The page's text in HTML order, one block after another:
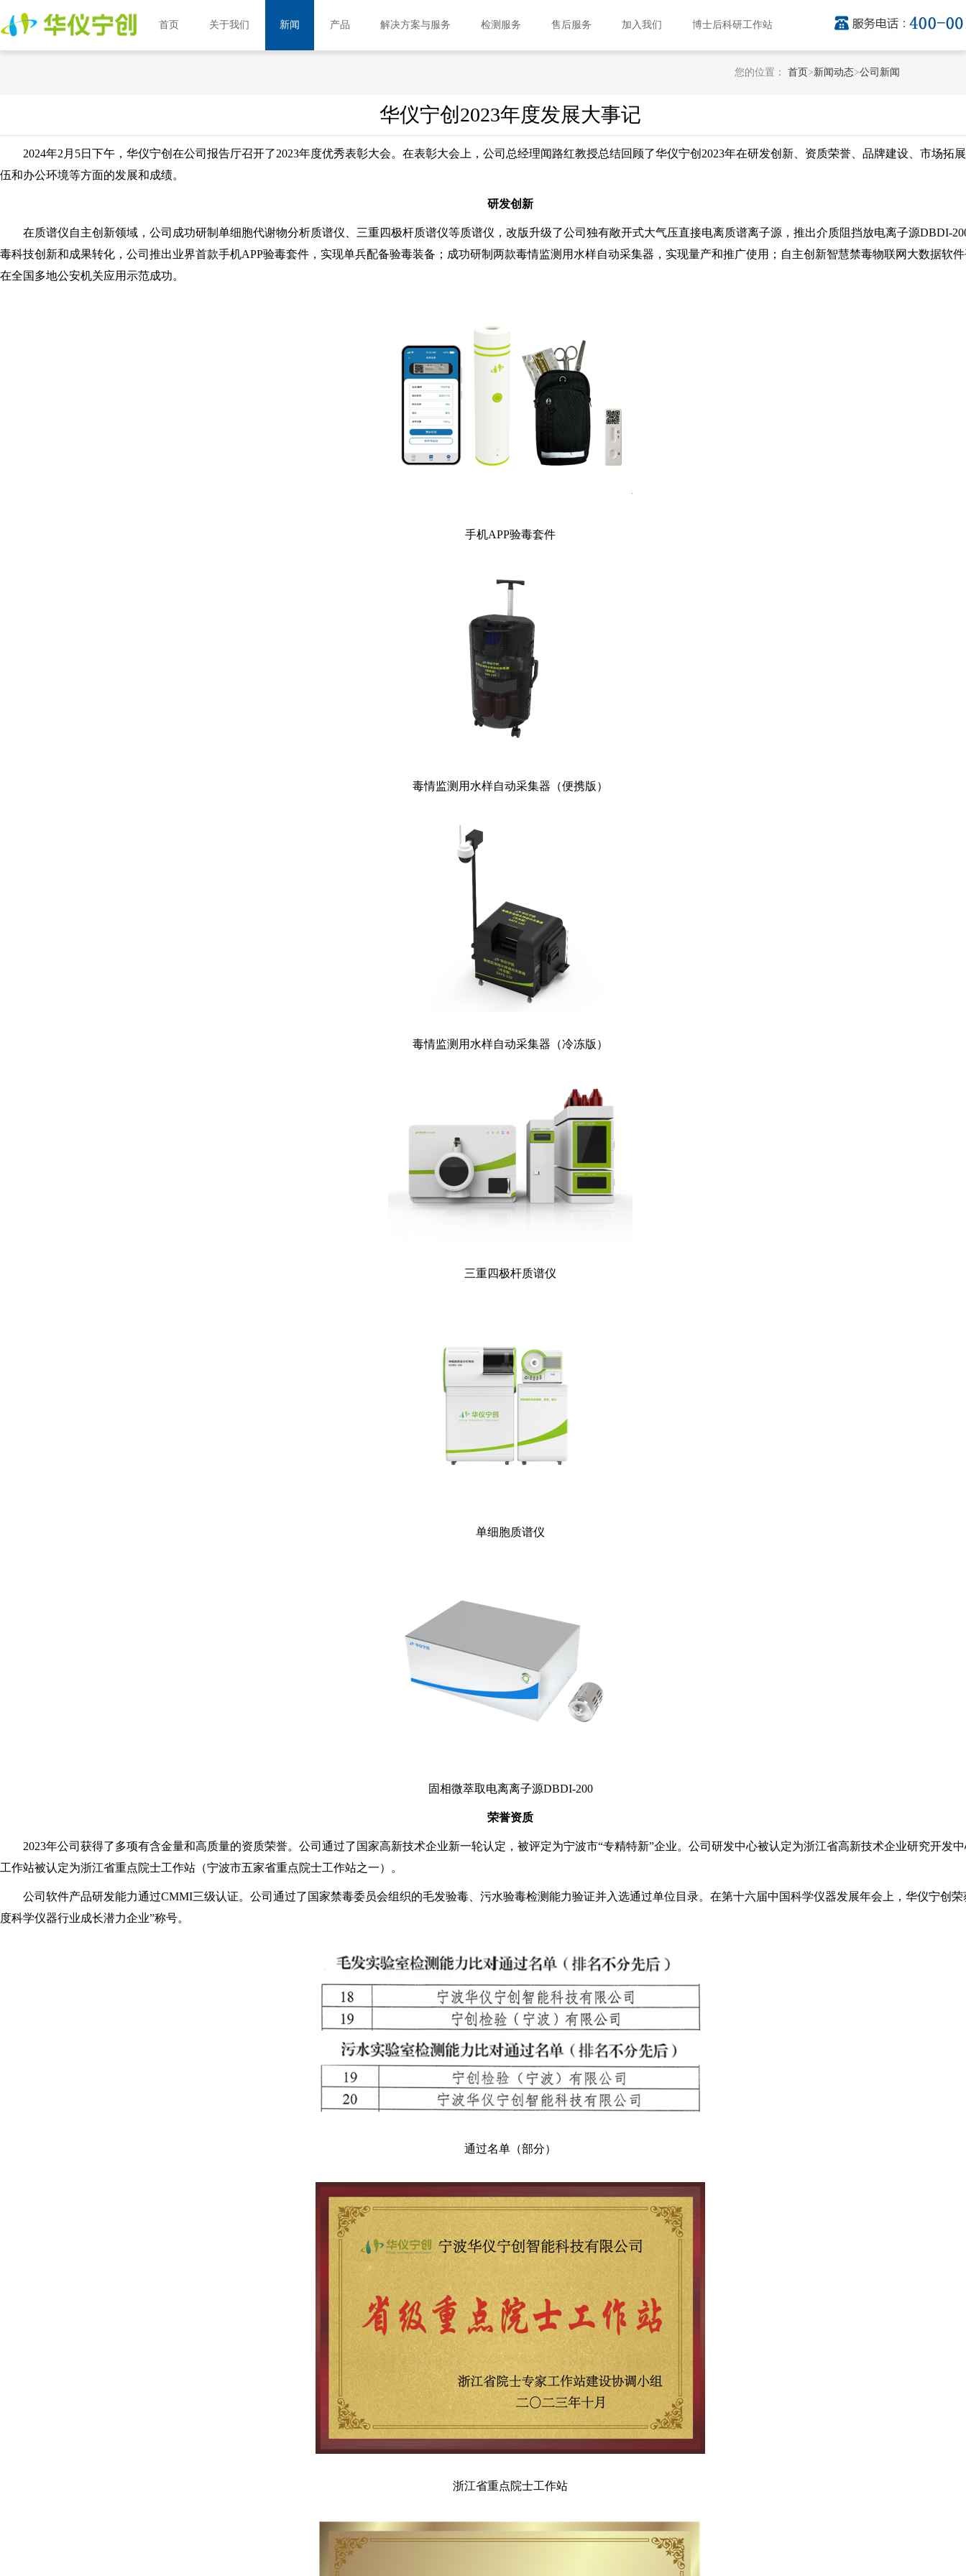
首页 关于我们 新闻 产品 解决方案与服务 检测服务 售后服务 加入我们 博士后科研工作站
您的位置： 首页>新闻动态>公司新闻
华仪宁创2023年度发展大事记
2024年2月5日下午，华仪宁创在公司报告厅召开了2023年度优秀表彰大会。在表彰大会上，公司总经理闻路红教授总结回顾了华仪宁创2023年在研发创新、资质荣誉、品牌建设、市场拓
伍和办公环境等方面的发展和成绩。
研发创新
在质谱仪自主创新领域，公司成功研制单细胞代谢物分析质谱仪、三重四极杆质谱仪等质谱仪，改版升级了公司独有敞开式大气压直接电离质谱离子源，推出介质阻挡放电离子源DBDI-
毒科技创新和成果转化，公司推出业界首款手机APP验毒套件，实现单兵配备验毒装备；成功研制两款毒情监测用水样自动采集器，实现量产和推广使用；自主创新智慧禁毒物联网大数据软
在全国多地公安机关应用示范成功。
手机APP验毒套件
毒情监测用水样自动采集器（便携版）
毒情监测用水样自动采集器（冷冻版）
三重四极杆质谱仪
单细胞质谱仪
固相微萃取电离离子源DBDI-200
荣誉资质
2023年公司获得了多项有含金量和高质量的资质荣誉。公司通过了国家高新技术企业新一轮认定，被评定为宁波市“专精特新”企业。公司研发中心被认定为浙江省高新技术企业研究开发
工作站被认定为浙江省重点院士工作站（宁波市五家省重点院士工作站之一）。
公司软件产品研发能力通过CMMI三级认证。公司通过了国家禁毒委员会组织的毛发验毒、污水验毒检测能力验证并入选通过单位目录。在第十六届中国科学仪器发展年会上，华仪宁创荣
度科学仪器行业成长潜力企业”称号。
通过名单（部分）
浙江省重点院士工作站